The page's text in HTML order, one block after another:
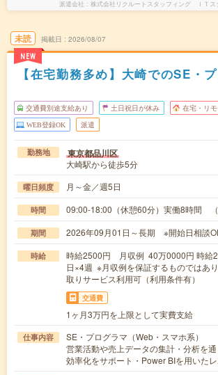
派遣会社 株式会社リクルートスタッフィング ＩＴス
未読
NEW
掲載日 2026/08/07
【在宅勤務多め】大崎でのSE・
交通費別途支給あり 土日祝日が休み 在宅・リモ
WEB登録OK 派遣
勤務地 東京都品川区
大崎駅から徒歩5分
曜日頻度 月～金／週5日
時間 09:00-18:00（休憩60分）実働8時間 （
期間 2026年09月01日～長期 ※開始日相談
時給
時給2500円 月収例 40万0000円 時給
日×4週 ※月収例を保証するものではあ
取りサービス利用可（利用条件有）
交通費
1ヶ月3万円を上限として実費支給
仕事内容
SE・プログラマ（Web・スマホ系）
営業活動や売上データの集計・分析を
効率化をサポート・Power BIを用いた